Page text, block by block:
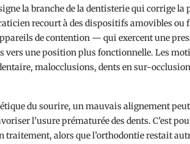
la branche de la dentisterie qui corrige la
recourt à des dispositifs amovibles
de contention — qui exercent une
vers une position plus fonctionnelle. Les
malocclusions, dents en sur-
du sourire, un mauvais alignement
l’usure prématurée des dents. C’est
traitement, alors que l’orthodontie restait